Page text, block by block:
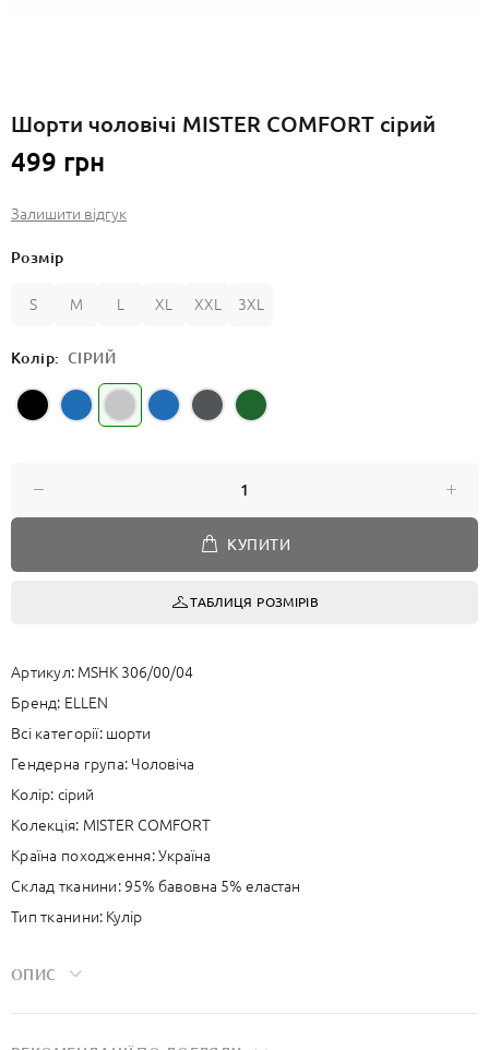
Шорти чоловічі MISTER COMFORT сірий
499 грн
Залишити відгук
Розмір
S M L XL XXL 3XL
Колір: СІРИЙ
КУПИТИ
ТАБЛИЦЯ РОЗМІРІВ
Артикул: MSHK 306/00/04
Бренд: ELLEN
Всі категорії:шорти
Гендерна група: Чоловіча
Колір: сірий
Колекція: MISTER COMFORT
Країна походження:Україна
Склад тканини:95% бавовна 5% еластан
Тип тканини: Кулір
ОПИС